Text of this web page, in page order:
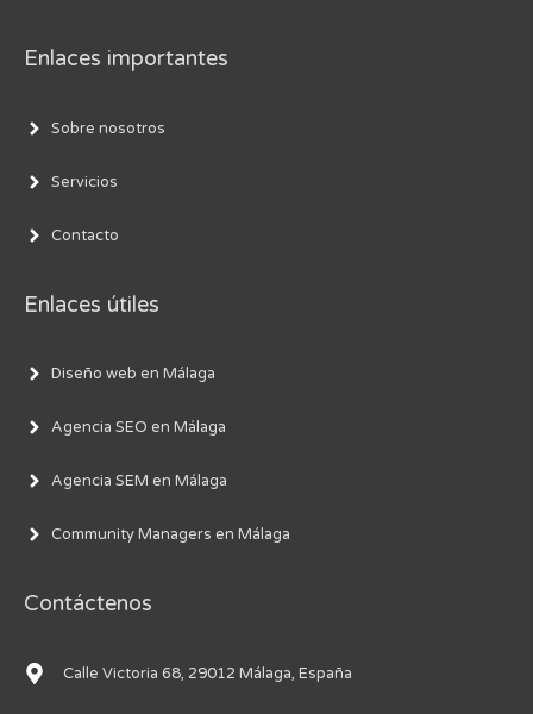
Enlaces importantes
Sobre nosotros
Servicios
Contacto
Enlaces útiles
Diseño web en Málaga
Agencia SEO en Málaga
Agencia SEM en Málaga
Community Managers en Málaga
Contáctenos
Calle Victoria 68, 29012 Málaga, España